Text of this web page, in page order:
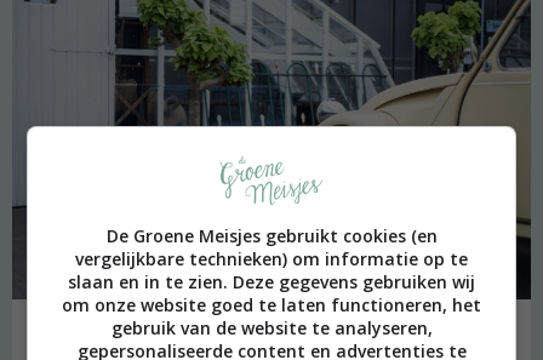
Jacques brengt ons met wat laatste mooie uitzichten weer terug
De Groene Meisjes gebruikt cookies (en
vergelijkbare technieken) om informatie op te
slaan en in te zien. Deze gegevens gebruiken wij
om onze website goed te laten functioneren, het
gebruik van de website te analyseren,
gepersonaliseerde content en advertenties te